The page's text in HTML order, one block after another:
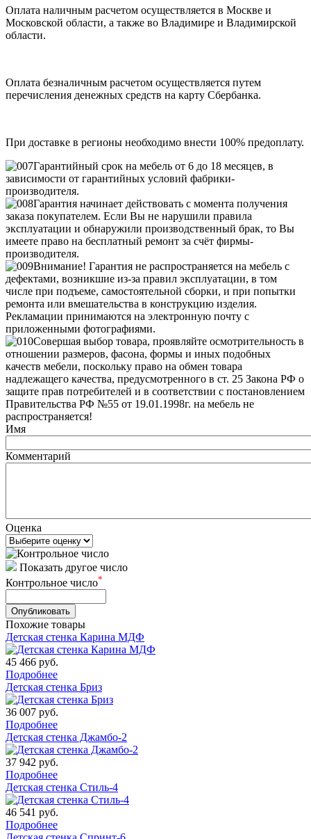
Оплата наличным расчетом осуществляется в Москве и
Московской области, а также во Владимире и Владимирской
области.
Оплата безналичным расчетом осуществляется путем
перечисления денежных средств на карту Сбербанка.
При доставке в регионы необходимо внести 100% предоплату.
Гарантийный срок на мебель от 6 до 18 месяцев, в
зависимости от гарантийных условий фабрики-
производителя.
Гарантия начинает действовать с момента получения
заказа покупателем. Если Вы не нарушили правила
эксплуатации и обнаружили производственный брак, то Вы
имеете право на бесплатный ремонт за счёт фирмы-
производителя.
Внимание! Гарантия не распространяется на мебель с
дефектами, возникшие из-за правил эксплуатации, в том
числе при подъеме, самостоятельной сборки, и при попытки
ремонта или вмешательства в конструкцию изделия.
Рекламации принимаются на электронную почту с
приложенными фотографиями.
Совершая выбор товара, проявляйте осмотрительность в
отношении размеров, фасона, формы и иных подобных
качеств мебели, поскольку право на обмен товара
надлежащего качества, предусмотренного в ст. 25 Закона РФ о
защите прав потребителей и в соответствии с постановлением
Правительства РФ №55 от 19.01.1998г. на мебель не
распространяется!
Имя
Комментарий
Оценка
Показать другое число
Контрольное число*
Похожие товары
Детская стенка Карина МДФ
45 466 руб.
Подробнее
Детская стенка Бриз
36 007 руб.
Подробнее
Детская стенка Джамбо-2
37 942 руб.
Подробнее
Детская стенка Стиль-4
46 541 руб.
Подробнее